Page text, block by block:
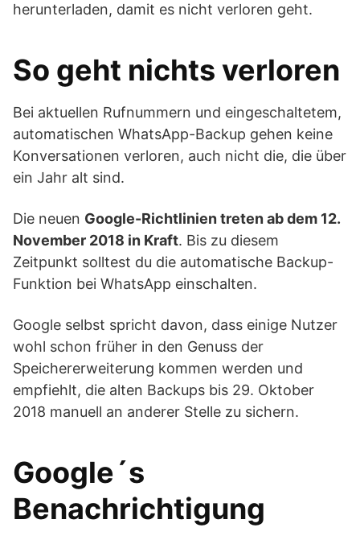
herunterladen, damit es nicht verloren geht.
So geht nichts verloren
Bei aktuellen Rufnummern und eingeschaltetem,
automatischen WhatsApp-Backup gehen keine
Konversationen verloren, auch nicht die, die über
ein Jahr alt sind.
Die neuen Google-Richtlinien treten ab dem 12.
November 2018 in Kraft. Bis zu diesem
Zeitpunkt solltest du die automatische Backup-
Funktion bei WhatsApp einschalten.
Google selbst spricht davon, dass einige Nutzer
wohl schon früher in den Genuss der
Speichererweiterung kommen werden und
empfiehlt, die alten Backups bis 29. Oktober
2018 manuell an anderer Stelle zu sichern.
Google´s
Benachrichtigung